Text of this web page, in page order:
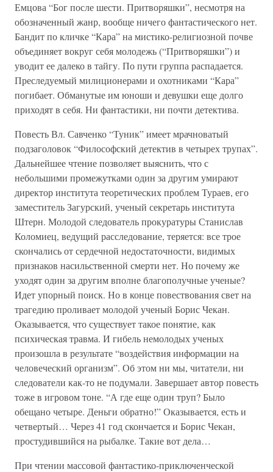
Емцова “Бог после шести. Притворяшки”, несмотря на
обозначенный жанр, вообще ничего фантастического нет.
Бандит по кличке “Кара” на мистико-религиозной почве
объединяет вокруг себя молодежь (“Притворяшки”) и
уводит ее далеко в тайгу. По пути группа распадается.
Преследуемый милиционерами и охотниками “Кара”
погибает. Обманутые им юноши и девушки еще долго
приходят в себя. Ни фантастики, ни почти детектива.
Повесть Вл. Савченко “Туник” имеет мрачноватый
подзаголовок “Философский детектив в четырех трупах”.
Дальнейшее чтение позволяет выяснить, что с
небольшими промежутками один за другим умирают
директор института теоретических проблем Тураев, его
заместитель Загурский, ученый секретарь института
Штерн. Молодой следователь прокуратуры Станислав
Коломиец, ведущий расследование, теряется: все трое
скончались от сердечной недостаточности, видимых
признаков насильственной смерти нет. Но почему же
уходят один за другим вполне благополучные ученые?
Идет упорный поиск. Но в конце повествования свет на
трагедию проливает молодой ученый Борис Чекан.
Оказывается, что существует такое понятие, как
психическая травма. И гибель немолодых ученых
произошла в результате “воздействия информации на
человеческий организм”. Об этом ни мы, читатели, ни
следователи как-то не подумали. Завершает автор повесть
тоже в игровом тоне. “А где еще один труп? Было
обещано четыре. Деньги обратно!” Оказывается, есть и
четвертый… Через 41 год скончается и Борис Чекан,
простудившийся на рыбалке. Такие вот дела…
При чтении массовой фантастико-приключенческой